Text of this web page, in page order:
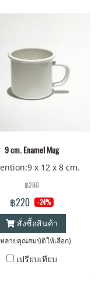
9 cm. Enamel Mug
x 12 x 8 cm.
฿290
฿220 -24%
สั่งซื้อสินค้า
ลายคุณสมบัติให้เลือก)
เปรียบเทียบ